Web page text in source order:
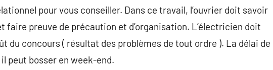
pour vous conseiller. Dans ce travail, l’ouvrier doit savoir
faire preuve de précaution et d’organisation. L’électricien doit
du concours ( résultat des problèmes de tout ordre ). La délai de
peut bosser en week-end.